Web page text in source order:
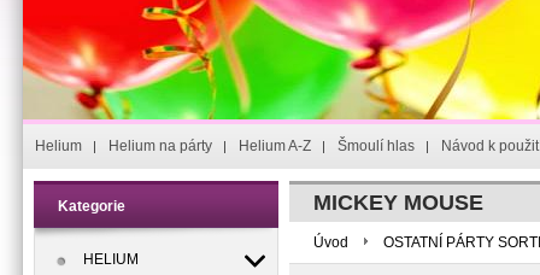
Helium Helium na párty Helium A-Z Šmoulí hlas Návod k
Kategorie
HELIUM
MICKEY MOUSE
Úvod OSTATNÍ PÁRTY